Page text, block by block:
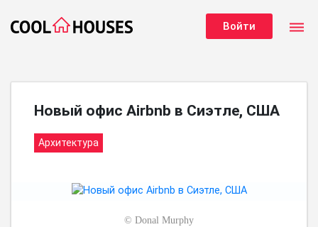
Войти dehaze
Новый офис Airbnb в Сиэтле, США
Архитектура
© Donal Murphy